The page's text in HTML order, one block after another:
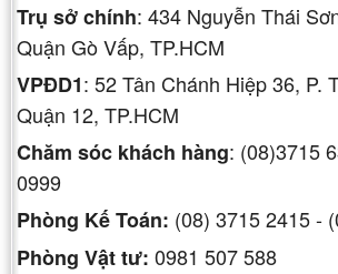
Trụ sở chính: 434 Nguyễn Thái
Quận Gò Vấp, TP.HCM
VPĐD1: 52 Tân Chánh Hiệp 36, P.
Quận 12, TP.HCM
Chăm sóc khách hàng: (08)3715
0999
Phòng Kế Toán: (08) 3715 2415 -
Phòng Vật tư: 0981 507 588